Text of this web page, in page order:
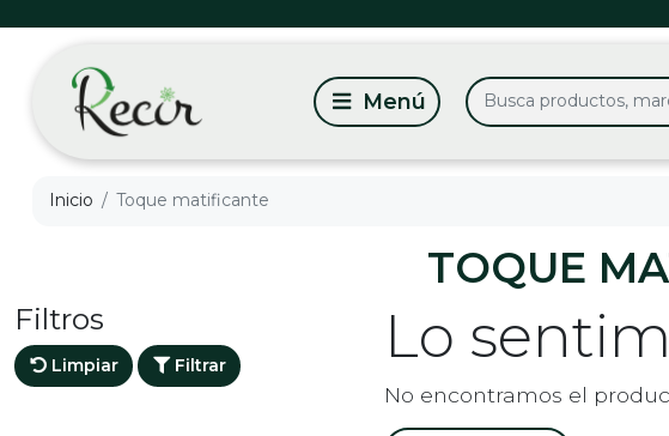
Inicio Toque matificante
TOQUE
Filtros
Limpiar Filtrar Lo
No encontramos el